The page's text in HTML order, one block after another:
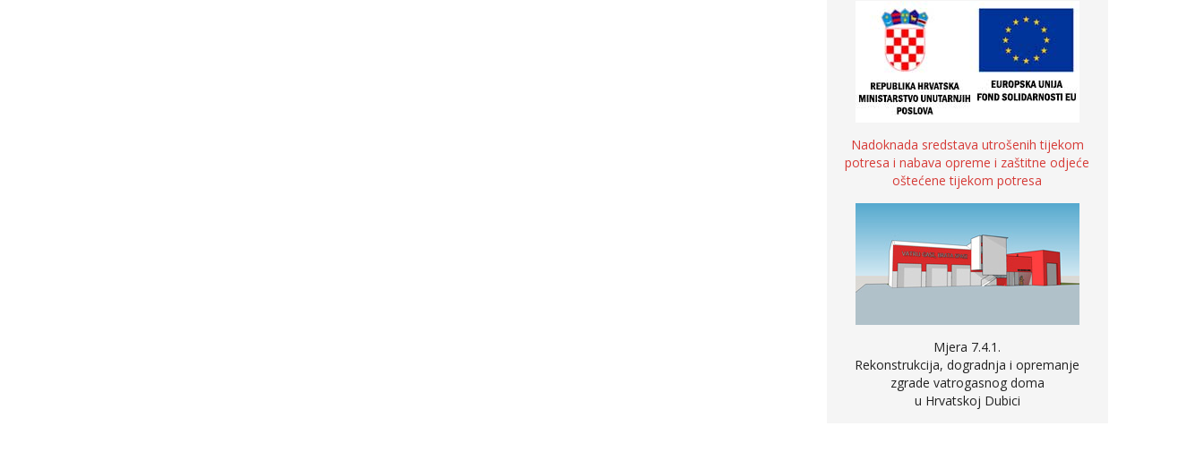
Nadoknada sredstava utrošenih tijekom
potresa i nabava opreme i zaštitne odjeće
oštećene tijekom potresa
Mjera 7.4.1.
Rekonstrukcija, dogradnja i opremanje
zgrade vatrogasnog doma
u Hrvatskoj Dubici